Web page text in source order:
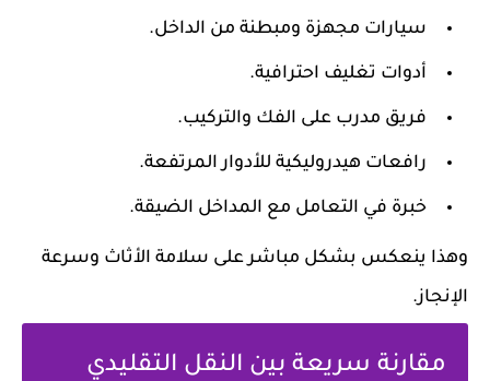
سيارات مجهزة ومبطنة من الداخل.
أدوات تغليف احترافية.
فريق مدرب على الفك والتركيب.
رافعات هيدروليكية للأدوار المرتفعة.
خبرة في التعامل مع المداخل الضيقة.
وهذا ينعكس بشكل مباشر على سلامة الأثاث وسرعة
الإنجاز.
مقارنة سريعة بين النقل التقليدي